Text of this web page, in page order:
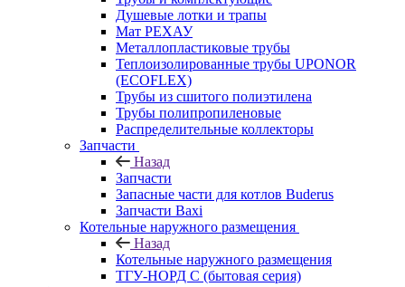
Душевые лотки и трапы
Мат РЕХАУ
Металлопластиковые трубы
Теплоизолированные трубы UPONOR
(ECOFLEX)
Трубы из сшитого полиэтилена
Трубы полипропиленовые
Распределительные коллекторы
Запчасти
Назад
Запчасти
Запасные части для котлов Buderus
Запчасти Baxi
Котельные наружного размещения
Назад
Котельные наружного размещения
ТГУ-НОРД С (бытовая серия)